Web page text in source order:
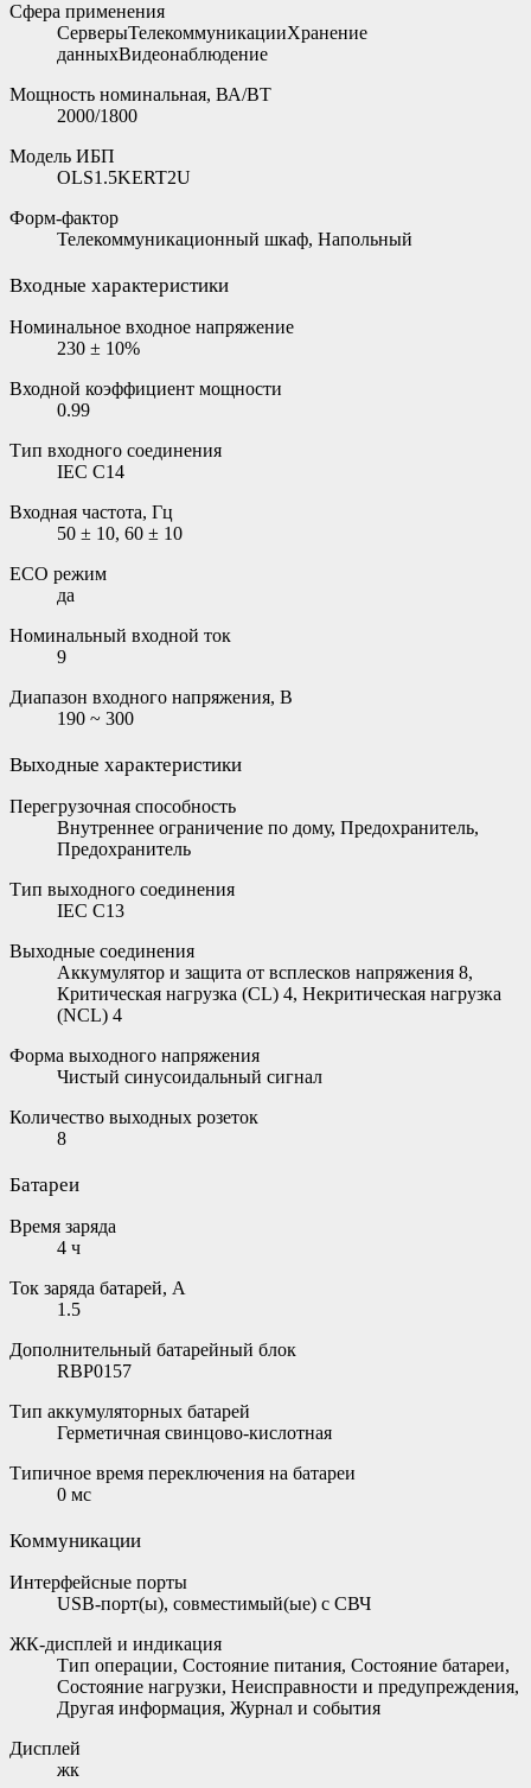
Сфера применения
СерверыТелекоммуникацииХранение
данныхВидеонаблюдение
Мощность номинальная, ВА/ВТ
2000/1800
Модель ИБП
OLS1.5KERT2U
Форм-фактор
Телекоммуникационный шкаф, Напольный
Входные характеристики
Номинальное входное напряжение
230 ± 10%
Входной коэффициент мощности
0.99
Тип входного соединения
IEC C14
Входная частота, Гц
50 ± 10, 60 ± 10
ECO режим
да
Номинальный входной ток
9
Диапазон входного напряжения, В
190 ~ 300
Выходные характеристики
Перегрузочная способность
Внутреннее ограничение по дому, Предохранитель,
Предохранитель
Тип выходного соединения
IEC C13
Выходные соединения
Аккумулятор и защита от всплесков напряжения 8,
Критическая нагрузка (CL) 4, Некритическая нагрузка
(NCL) 4
Форма выходного напряжения
Чистый синусоидальный сигнал
Количество выходных розеток
8
Батареи
Время заряда
4 ч
Ток заряда батарей, А
1.5
Дополнительный батарейный блок
RBP0157
Тип аккумуляторных батарей
Герметичная свинцово-кислотная
Типичное время переключения на батареи
0 мс
Коммуникации
Интерфейсные порты
USB-порт(ы), совместимый(ые) с СВЧ
ЖК-дисплей и индикация
Тип операции, Состояние питания, Состояние батареи,
Состояние нагрузки, Неисправности и предупреждения,
Другая информация, Журнал и события
Дисплей
жк